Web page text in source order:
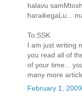
halavu
haraikegaLu...
To:SSK
I am just writing
you read all of
of your time...
many more
February 1,